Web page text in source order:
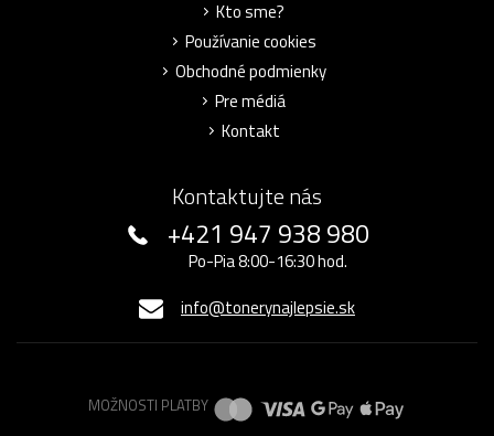
Kto sme?
Používanie cookies
Obchodné podmienky
Pre médiá
Kontakt
Kontaktujte nás
+421 947 938 980
Po-Pia 8:00-16:30 hod.
info@tonerynajlepsie.sk
MOŽNOSTI PLATBY